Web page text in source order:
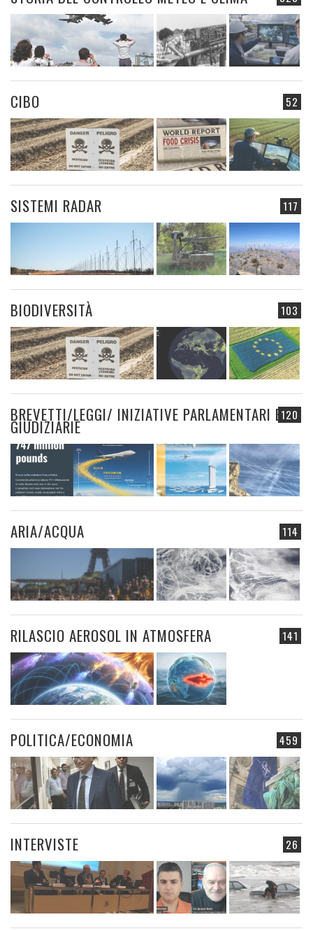
52
CIBO
117
SISTEMI RADAR
103
BIODIVERSITÀ
120
BREVETTI/LEGGI/ INIZIATIVE PARLAMENTARI E
GIUDIZIARIE
114
ARIA/ACQUA
141
RILASCIO AEROSOL IN ATMOSFERA
459
POLITICA/ECONOMIA
26
INTERVISTE